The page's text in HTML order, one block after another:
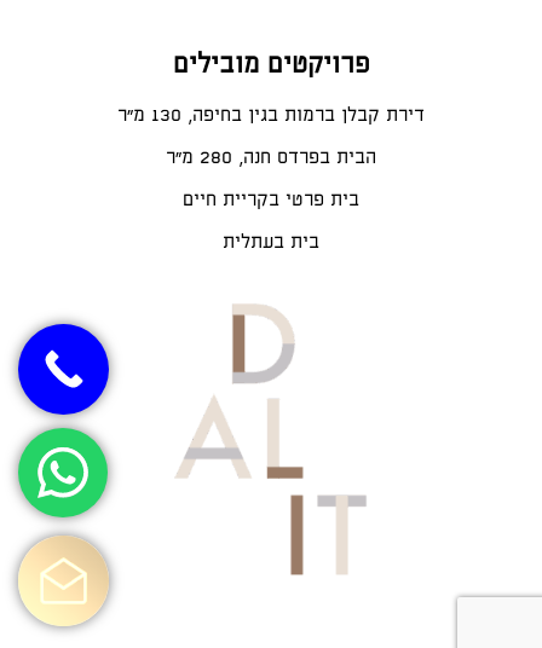
פרויקטים מובילים
דירת קבלן ברמות בגין בחיפה, 130 מ"ר
הבית בפרדס חנה, 280 מ״ר
בית פרטי בקריית חיים
בית בעתלית